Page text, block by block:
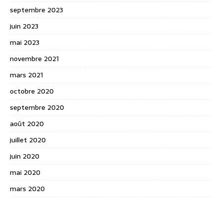
septembre 2023
juin 2023
mai 2023
novembre 2021
mars 2021
octobre 2020
septembre 2020
août 2020
juillet 2020
juin 2020
mai 2020
mars 2020